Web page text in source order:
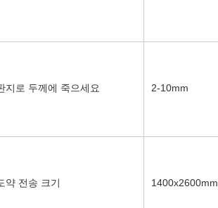
지로 두께에 죽으세요 2-10mm
약 전송 크기 1400x2600mm